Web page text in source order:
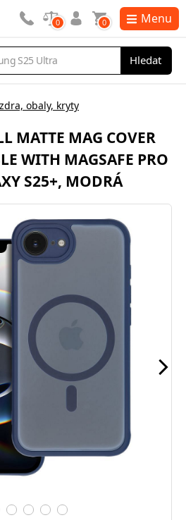
Hledat
0 0 Menu
obaly, kryty
MATTE MAG COVER
WITH MAGSAFE PRO
S25+, MODRÁ